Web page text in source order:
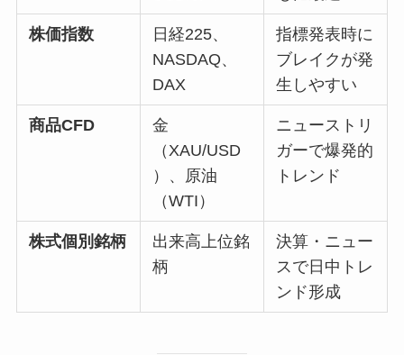
株価指数
日経225、
NASDAQ、
DAX
指標発表時に
ブレイクが発
生しやすい
商品CFD
金
（XAU/USD
）、原油
（WTI）
ニューストリ
ガーで爆発的
トレンド
株式個別銘柄
出来高上位銘
柄
決算・ニュー
スで日中トレ
ンド形成